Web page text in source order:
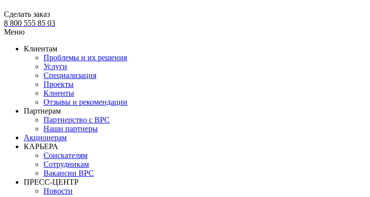
Сделать заказ
8 800 555 85 03
Меню
Клиентам
Проблемы и их решения
Услуги
Специализация
Проекты
Клиенты
Отзывы и рекомендации
Партнерам
Партнерство с BPC
Наши партнеры
Акционерам
КАРЬЕРА
Соискателям
Сотрудникам
Вакансии BPC
ПРЕСС-ЦЕНТР
Новости